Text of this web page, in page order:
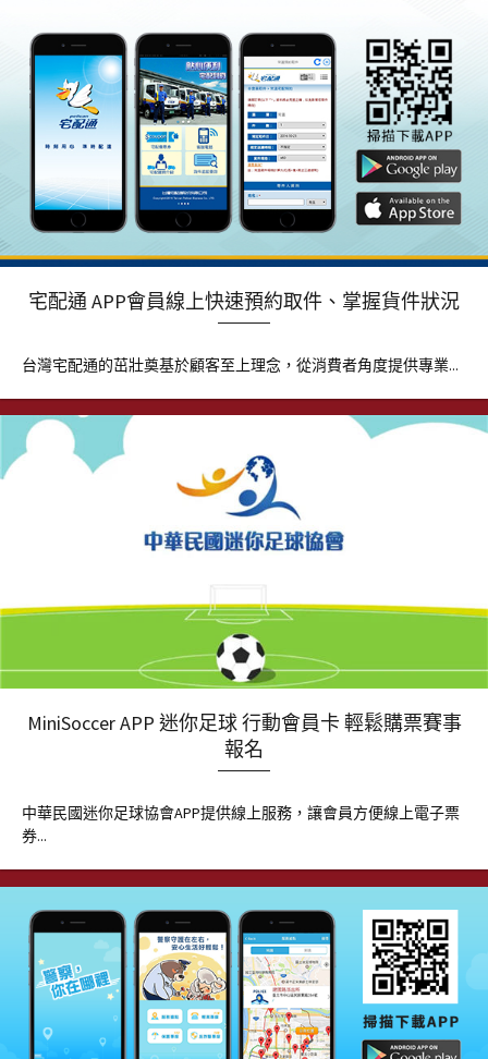
宅配通 APP會員線上快速預約取件、掌握貨件狀況
台灣宅配通的茁壯奠基於顧客至上理念，從消費者角度提供專業...
MiniSoccer APP 迷你足球 行動會員卡 輕鬆購票賽事
報名
中華民國迷你足球協會APP提供線上服務，讓會員方便線上電子票
券...